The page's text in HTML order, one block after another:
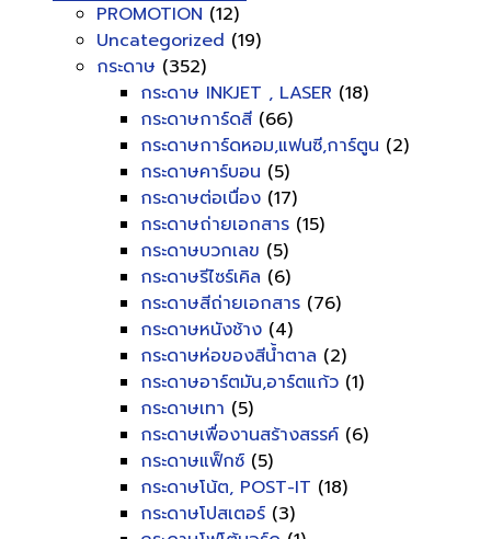
PROMOTION (12)
Uncategorized (19)
กระดาษ (352)
กระดาษ INKJET , LASER (18)
กระดาษการ์ดสี (66)
กระดาษการ์ดหอม,แฟนซี,การ์ตูน (2)
กระดาษคาร์บอน (5)
กระดาษต่อเนื่อง (17)
กระดาษถ่ายเอกสาร (15)
กระดาษบวกเลข (5)
กระดาษรีไซร์เคิล (6)
กระดาษสีถ่ายเอกสาร (76)
กระดาษหนังช้าง (4)
กระดาษห่อของสีน้ำตาล (2)
กระดาษอาร์ตมัน,อาร์ตแก้ว (1)
กระดาษเทา (5)
กระดาษเพื่องานสร้างสรรค์ (6)
กระดาษแฟ็กซ์ (5)
กระดาษโน้ต, POST-IT (18)
กระดาษโปสเตอร์ (3)